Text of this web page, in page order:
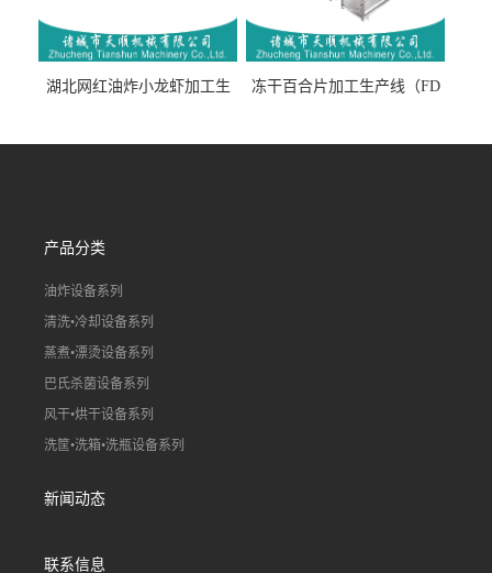
湖北网红油炸小龙虾加工生
线）
冻干百合片加工生产线（FD
线）
产品分类
油炸设备系列
清洗•冷却设备系列
蒸煮•漂烫设备系列
巴氏杀菌设备系列
风干•烘干设备系列
洗筐•洗箱•洗瓶设备系列
新闻动态
联系信息